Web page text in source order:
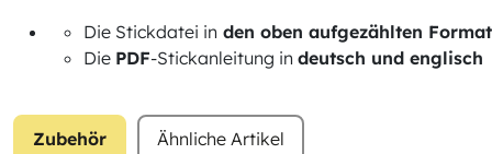
Die Stickdatei in den oben aufgezählten
Die PDF-Stickanleitung in deutsch und englisch
Zubehör Ähnliche Artikel